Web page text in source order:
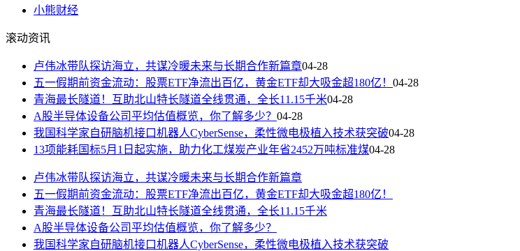
小熊财经
滚动资讯
卢伟冰带队探访海立，共谋冷暖未来与长期合作新篇章04-28
五一假期前资金流动：股票ETF净流出百亿，黄金ETF却大吸金超180亿！ 04-28
青海最长隧道！互助北山特长隧道全线贯通，全长11.15千米04-28
A股半导体设备公司平均估值概览，你了解多少？ 04-28
我国科学家自研脑机接口机器人CyberSense，柔性微电极植入技术获突破04-28
13项能耗国标5月1日起实施，助力化工煤炭产业年省2452万吨标准煤04-28
卢伟冰带队探访海立，共谋冷暖未来与长期合作新篇章
五一假期前资金流动：股票ETF净流出百亿，黄金ETF却大吸金超180亿！
青海最长隧道！互助北山特长隧道全线贯通，全长11.15千米
A股半导体设备公司平均估值概览，你了解多少？
我国科学家自研脑机接口机器人CyberSense，柔性微电极植入技术获突破